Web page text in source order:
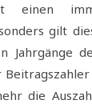
einen
gilt
Jahrgänge
die